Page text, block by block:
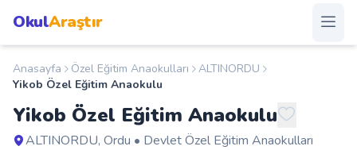
OkulAraştır
Anasayfa
Okullar
Anasayfa Özel Eğitim Anaokulları
ALTINORDU
Yikob Özel Eğitim Anaokulu
Yikob Özel Eğitim Anaokulu
ALTINORDU, Ordu • Devlet Özel Eğitim Anaokulları